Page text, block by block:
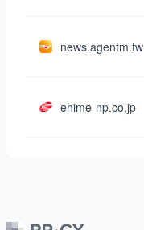
news.agentm.tw
ehime-np.co.jp